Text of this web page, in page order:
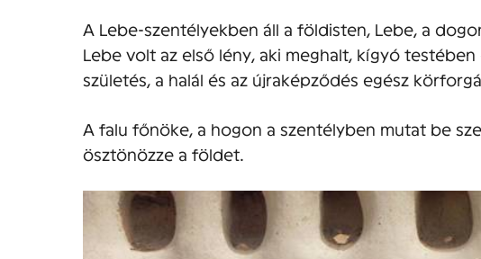
A Lebe-szentélyekben áll a földisten, Lebe, a
Lebe volt az első lény, aki meghalt, kígyó
születés, a halál és az újraképződés egész
A falu főnöke, a hogon a szentélyben mutat be
ösztönözze a földet.